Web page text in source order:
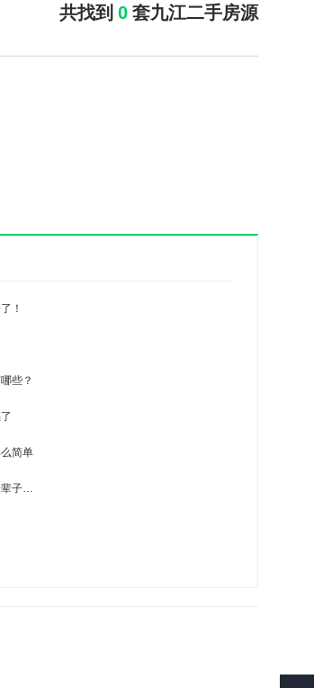
共找到 0 套九江二手房源
！
些？
简单
辈子…